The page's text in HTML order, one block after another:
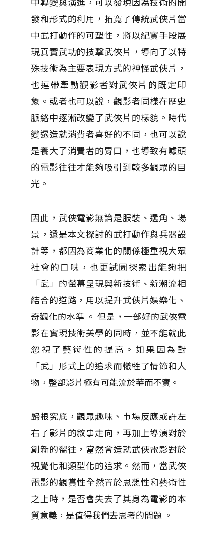
發和形式的利用，拓寬了傳統武俠片當
中武打動作的可塑性，將以紀實手段展
現真實武功的技擊武俠片，導向了以特
殊技術為主要表現方式的神怪武俠片，
也連帶牽動觀影者對武俠片的既定印
象。或者也可以說，觀影者同樣在歷史
脈絡中逐漸改變了武俠片的樣貌。時代
變遷造就消費者喜好的不同，也可以說
是養大了消費者的胃口，也導致有噱頭
的電影往往才能夠吸引到較多觀眾的目
光。
因此，武俠電影無論是服裝、選角、場
景，還是本文探討的武打動作與兵器設
計等，都因為商業化的關係極重視大眾
社會的口味，也更試圖探索出能夠把
「武」的螢幕呈現與新技術、新潮流相
結合的道路，用以提升武俠片娛樂化、
奇觀化的水準 。 但是，一部好的武俠電
影在實現技術美學的同時，並不能就此
忽視了藝術性的提高。如果因為對
「武」形式上的追求而犧牲了情節和人
物，整部影片極有可能流於華而不實。
歸根究底，觀眾趣味、市場反應或許左
右了影片的敘事走向，再加上導演對於
創新的嚮往，當然會造就武俠電影對於
視覺化和類型化的追求。然而，當武俠
電影的​​觀賞性全然置於思想性和藝術性
之上時，是否會失去了其身為電影的本
質意義，是值得我們去思考的問題 。